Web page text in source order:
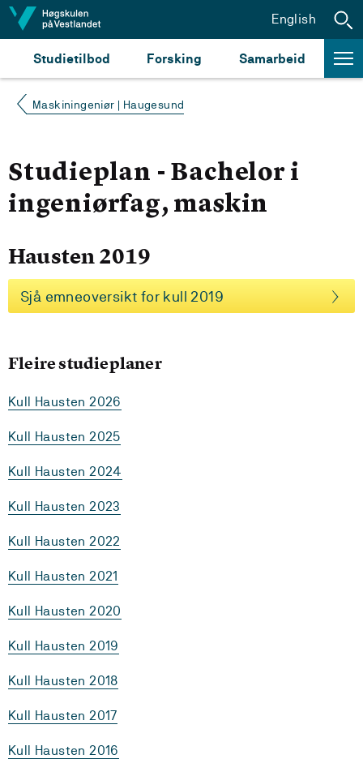
Hopp til innhald
Studietilbod Forsking Samarbeid
English
Maskiningeniør | Haugesund
Studieplan - Bachelor i
ingeniørfag, maskin
Hausten 2019
Sjå emneoversikt for kull 2019
Fleire studieplaner
Kull Hausten 2026
Kull Hausten 2025
Kull Hausten 2024
Kull Hausten 2023
Kull Hausten 2022
Kull Hausten 2021
Kull Hausten 2020
Kull Hausten 2019
Kull Hausten 2018
Kull Hausten 2017
Kull Hausten 2016